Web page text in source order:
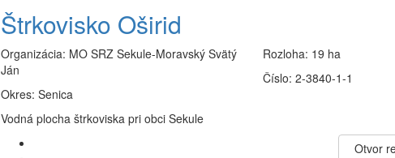
Štrkovisko Oširid
Organizácia: MO SRZ Sekule-Moravský Svätý
Ján
Okres: Senica
Rozloha: 19 ha
Číslo:2-3840-1-1
Vodná plocha štrkoviska pri obci Sekule
Otvor